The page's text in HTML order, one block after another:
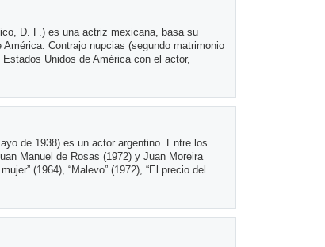
D. F.) es una actriz mexicana, basa su
Contrajo nupcias (segundo matrimonio
Unidos de América con el actor,
de 1938) es un actor argentino. Entre los
Manuel de Rosas (1972) y Juan Moreira
(1964), “Malevo” (1972), “El precio del